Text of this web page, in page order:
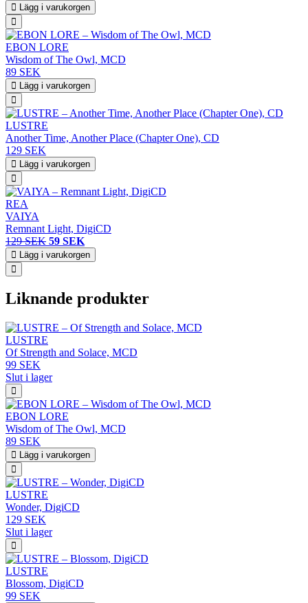
Lägg i varukorgen
EBON LORE
Wisdom of The Owl, MCD
89 SEK
Lägg i varukorgen
LUSTRE
Another Time, Another Place (Chapter One), CD
129 SEK
Lägg i varukorgen
REA
VAIYA
Remnant Light, DigiCD
129 SEK 59 SEK
Lägg i varukorgen
Liknande produkter
LUSTRE
Of Strength and Solace, MCD
99 SEK
Slut i lager
EBON LORE
Wisdom of The Owl, MCD
89 SEK
Lägg i varukorgen
LUSTRE
Wonder, DigiCD
129 SEK
Slut i lager
LUSTRE
Blossom, DigiCD
99 SEK